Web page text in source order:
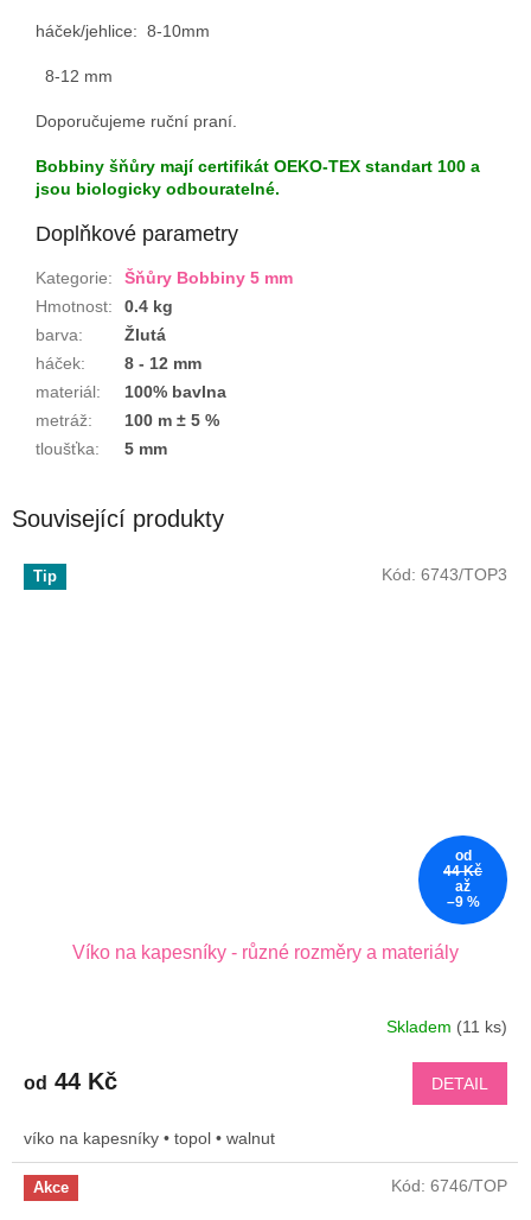
háček/jehlice: 8-10mm
8-12 mm
Doporučujeme ruční praní.
Bobbiny šňůry mají certifikát OEKO-TEX standart 100 a
jsou biologicky odbouratelné.
Doplňkové parametry
Kategorie:
Šňůry Bobbiny 5 mm
Hmotnost:
0.4 kg
barva:
Žlutá
háček:
8 - 12 mm
materiál:
100% bavlna
metráž:
100 m ± 5 %
tloušťka: 5 mm
Související produkty
Tip
od
44 Kč
až
–9 %
Víko na kapesníky - různé rozměry a materiály
Skladem (11 ks)
od 44 Kč DETAIL
víko na kapesníky • topol • walnut
Kód: 6743/TOP3
Akce Kód: 6746/TOP